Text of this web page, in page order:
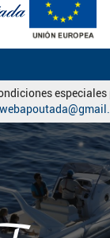
especiales